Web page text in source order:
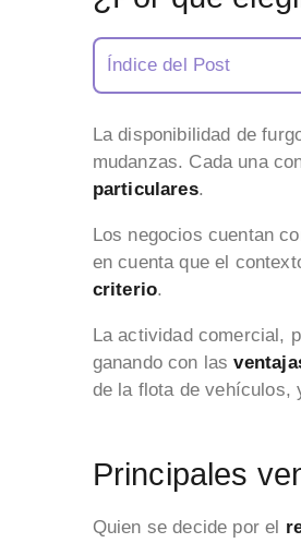
Índice del Post
La disponibilidad de
mudanzas. Cada una
particulares.
Los negocios cuentan
en cuenta que el
criterio.
La actividad comercial,
ganando con las
de la flota de vehículos,
Principales
Quien se decide por el